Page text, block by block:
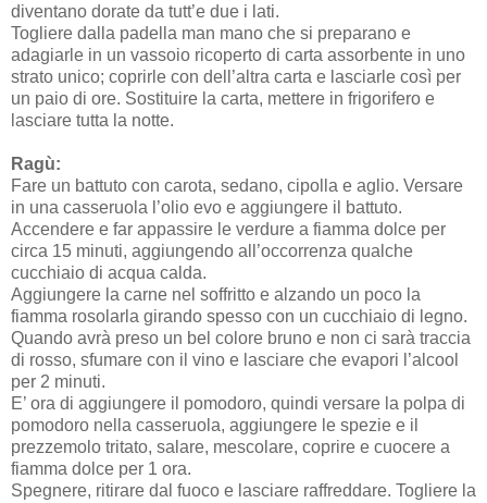
diventano dorate da tutt’e due i lati.
Togliere dalla padella man mano che si preparano e
adagiarle in un vassoio ricoperto di carta assorbente in uno
strato unico; coprirle con dell’altra carta e lasciarle così per
un paio di ore. Sostituire la carta, mettere in frigorifero e
lasciare tutta la notte.
Ragù:
Fare un battuto con carota, sedano, cipolla e aglio. Versare
in una casseruola l’olio evo e aggiungere il battuto.
Accendere e far appassire le verdure a fiamma dolce per
circa 15 minuti, aggiungendo all’occorrenza qualche
cucchiaio di acqua calda.
Aggiungere la carne nel soffritto e alzando un poco la
fiamma rosolarla girando spesso con un cucchiaio di legno.
Quando avrà preso un bel colore bruno e non ci sarà traccia
di rosso, sfumare con il vino e lasciare che evapori l’alcool
per 2 minuti.
E’ ora di aggiungere il pomodoro, quindi versare la polpa di
pomodoro nella casseruola, aggiungere le spezie e il
prezzemolo tritato, salare, mescolare, coprire e cuocere a
fiamma dolce per 1 ora.
Spegnere, ritirare dal fuoco e lasciare raffreddare. Togliere la